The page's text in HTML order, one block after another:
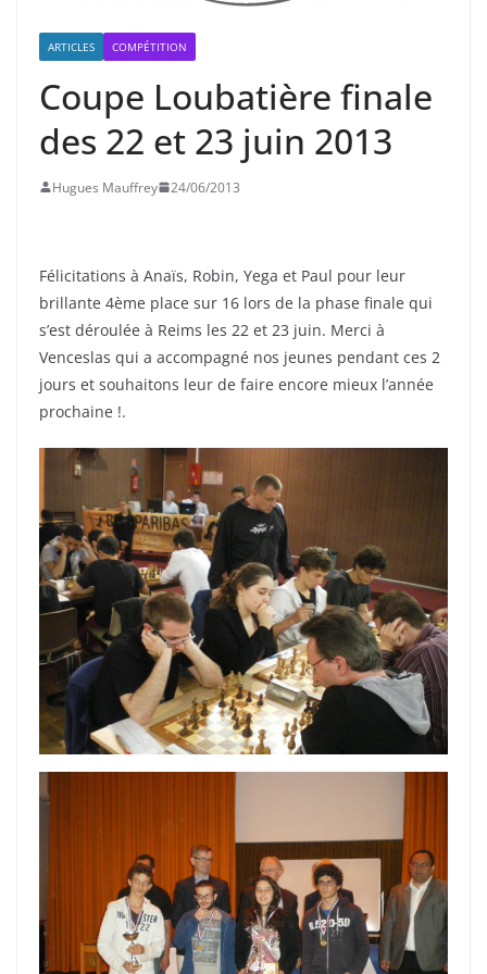
ARTICLES COMPÉTITION
Coupe Loubatière finale
des 22 et 23 juin 2013
Hugues Mauffrey 24/06/2013
Félicitations à Anaïs, Robin, Yega et Paul pour leur
brillante 4ème place sur 16 lors de la phase finale qui
s’est déroulée à Reims les 22 et 23 juin. Merci à
Venceslas qui a accompagné nos jeunes pendant ces 2
jours et souhaitons leur de faire encore mieux l’année
prochaine !.